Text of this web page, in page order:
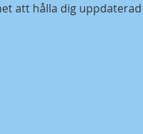
att hålla dig